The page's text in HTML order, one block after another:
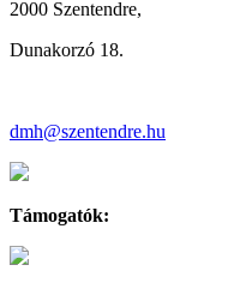
2000 Szentendre,
Dunakorzó 18.
dmh@szentendre.hu
Támogatók: